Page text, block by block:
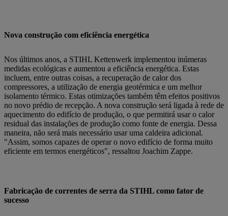
Nova construção com eficiência energética
Nos últimos anos, a STIHL Kettenwerk implementou inúmeras
medidas ecológicas e aumentou a eficiência energética. Estas
incluem, entre outras coisas, a recuperação de calor dos
compressores, a utilização de energia geotérmica e um melhor
isolamento térmico. Estas otimizações também têm efeitos positivos
no novo prédio de recepção. A nova construção será ligada à rede de
aquecimento do edifício de produção, o que permitirá usar o calor
residual das instalações de produção como fonte de energia. Dessa
maneira, não será mais necessário usar uma caldeira adicional.
"Assim, somos capazes de operar o novo edifício de forma muito
eficiente em termos energéticos", ressaltou Joachim Zappe.
Fabricação de correntes de serra da STIHL como fator de
sucesso